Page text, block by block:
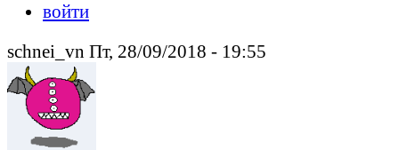
войти
schnei_vn Пт, 28/09/2018 - 19:55